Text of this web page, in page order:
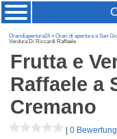
Oraridiapertura24»Orari di apertura a San
Verdura Di Riccardi Raffaele
Frutta e
Raffaele a
Cremano
|0